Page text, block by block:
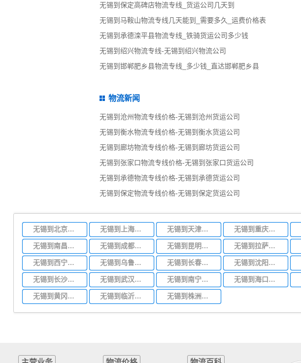
无锡到保定高碑店物流专线_货运公司几天到
无锡到马鞍山物流专线几天能到_需要多久_运费价格表
无锡到承德滦平县物流专线_铁骑货运公司多少钱
无锡到绍兴物流专线-无锡到绍兴物流公司
无锡到邯郸肥乡县物流专线_多少钱_直达邯郸肥乡县
物流新闻
无锡到沧州物流专线价格-无锡到沧州货运公司
无锡到衡水物流专线价格-无锡到衡水货运公司
无锡到廊坊物流专线价格-无锡到廊坊货运公司
无锡到张家口物流专线价格-无锡到张家口货运公司
无锡到承德物流专线价格-无锡到承德货运公司
无锡到保定物流专线价格-无锡到保定货运公司
无锡到北京物流专线 无锡到上海物流专线 无锡到天津物流专线 无锡到重庆物流专线
无锡到南昌物流专线 无锡到成都物流专线 无锡到昆明物流专线 无锡到拉萨物流专线
无锡到西宁物流专线 无锡到乌鲁木齐物流专线 无锡到长春物流专线 无锡到沈阳物流专线
无锡到长沙物流专线 无锡到武汉物流专线 无锡到南宁物流专线 无锡到海口物流专线
无锡到黄冈物流专线 无锡到临沂物流专线 无锡到株洲物流专线